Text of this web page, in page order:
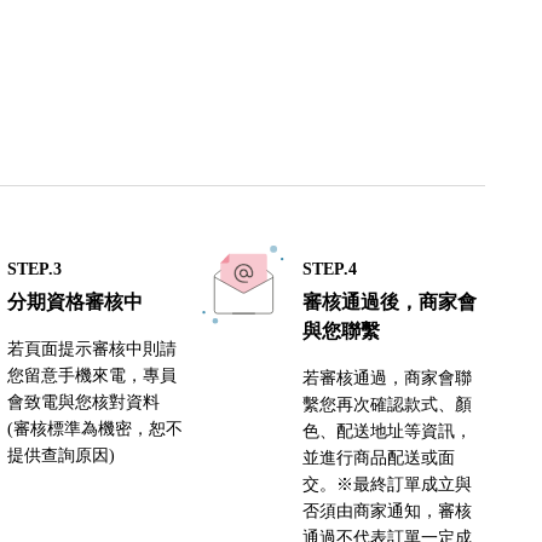
STEP.3
分期資格審核中
若頁面提示審核中則請
您留意手機來電，專員
會致電與您核對資料
(審核標準為機密，恕不
提供查詢原因)
STEP.4
審核通過後，商家會
與您聯繫
若審核通過，商家會聯
繫您再次確認款式、顏
色、配送地址等資訊，
並進行商品配送或面
交。※最終訂單成立與
否須由商家通知，審核
通過不代表訂單一定成